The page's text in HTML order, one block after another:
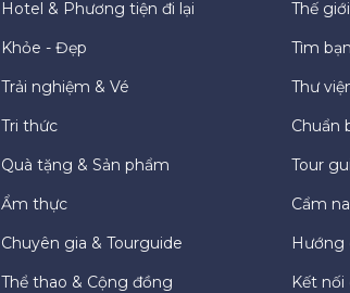
Hotel & Phương tiện đi lại
Khỏe - Đẹp
Trải nghiệm & Vé
Tri thức
Quà tặng & Sản phẩm
Ẩm thực
Chuyên gia & Tourguide
Thể thao & Cộng đồng
Thế
Tìm
Thư
Chuẩn
Tour
Cẩm
Hướng
Kết nối